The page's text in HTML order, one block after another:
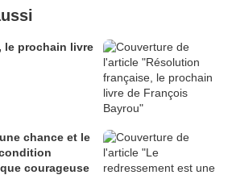
le prochain livre
chance et le
courageuse